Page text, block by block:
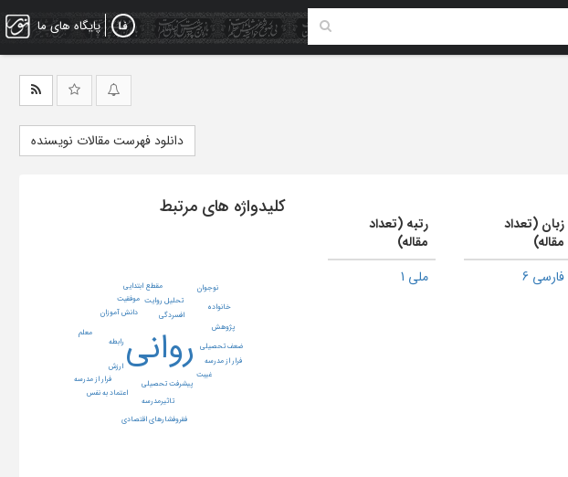
پایگاه های ما
دانلود فهرست مقالات نویسنده
زبان (تعداد
مقاله)
فارسی 6
رتبه (تعداد
مقاله)
ملی 1
کلیدواژه های مرتبط
روانی
افسردگی
پیشرفت تحصیلی
تاثیرمدرسه
تحلیل روایت
دانش آموزان
ضعف تحصیلی
فرار از مدرسه
فقروفشارهاي اقتصادي
مقطع ابتدایی
ارزش
اعتماد به نفس
پژوهش
خانواده
رابطه
غیبت فرار از مدرسه
معلم
موفقیت
نوجوان